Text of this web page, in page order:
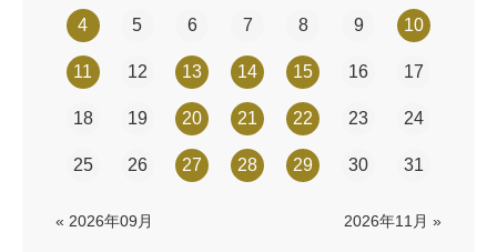
4 5 6 7 8 9 10
11 12 13 14 15 16 17
18 19 20 21 22 23 24
25 26 27 28 29 30 31
« 2026年09月 2026年11月 »